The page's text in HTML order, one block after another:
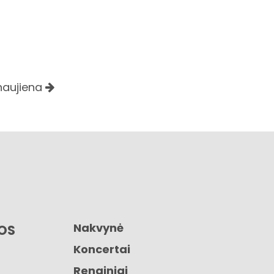
Nakvynė
Koncertai
Renginiai